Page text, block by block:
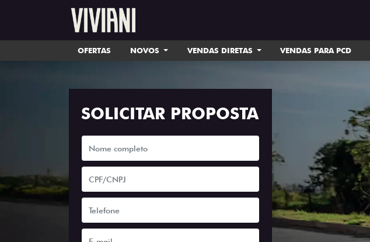
OFERTAS NOVOS VENDAS DIRETAS VENDAS PARA PCD
SOLICITAR PROPOSTA